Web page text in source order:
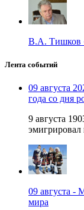
В.А. Тишков
Лента событий
09 августа
года со дня
9 августа
09 августа -
мира